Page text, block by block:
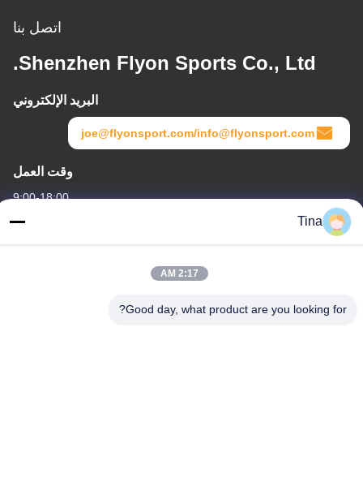
اتصل بنا
Shenzhen Flyon Sports Co., Ltd.
البريد الإلكتروني
joe@flyonsport.com/info@flyonsport.com
وقت العمل
9:00-18:00
Henggang Community ، Longgang Street
Tina
2:17 AM
Good day, what product are you looking for?